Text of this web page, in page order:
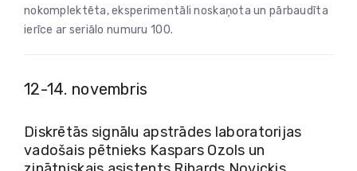
nokomplektēta, eksperimentāli noskaņota un pārbaudīta
ierīce ar seriālo numuru 100.
12-14. novembris
Diskrētās signālu apstrādes laboratorijas
vadošais pētnieks Kaspars Ozols un